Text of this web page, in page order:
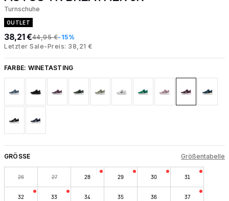
Turnschuhe
OUTLET
38,21 €44,95 €-15%
Letzter Sale-Preis: 38,21 €
FARBE: WINETASTING
GRÖSSE Größentabelle
26 27 28 29 30 31
32 33 34 35 36 37